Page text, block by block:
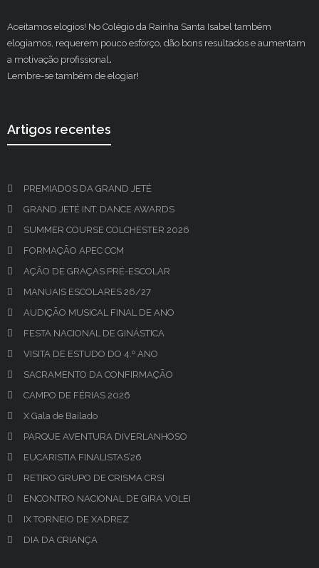
Aceitamos elogios! No Colégio da Rainha Santa Isabel também
elogiamos, requerem pouco esforço, dão bons resultados e aumentam
a motivação profissional.
Lembre-se também de elogiar!
Artigos recentes
PREMIADOS DA GRAND JETÉ
GRAND JETÉ INT. DANCE AWARDS
SUMMER COURSE COLCHESTER 2026
FORMAÇÃO APEC CCM
AÇÃO DE GRAÇAS PRÉ-ESCOLAR
MANUAIS ESCOLARES 26/27
AUDIÇÃO MUSICAL FINAL DE ANO
FESTA NACIONAL DE GINÁSTICA
VISITA DE ESTUDO DO 4.º ANO
SACRAMENTO DA CONFIRMAÇÃO
CAMPO DE FÉRIAS 2026
X Gala de Bailado
PARQUE AVENTURA DIVERLANHOSO
EUCARISTIA FINALISTAS’26
RETIRO GRUPO DE CRISMA CRSI
ENCONTRO NACIONAL DE GIRA VOLEI
IX TORNEIO DE XADREZ
DIA DA CRIANÇA